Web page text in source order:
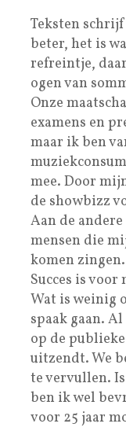
Teksten
beter, het is
refreintje,
ogen van
Onze
examens en
maar ik ben
mee. Door
de showbizz
Aan de
mensen die
komen
Succes is
Wat is weinig
spaak gaan.
op de
uitzendt. We
te vervullen.
ben ik wel
voor 25 jaar